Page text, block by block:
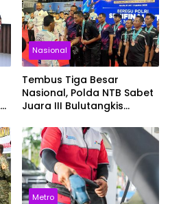
Nasional
Tembus Tiga Besar
Nasional, Polda NTB Sabet
Juara III Bulutangkis
Metro